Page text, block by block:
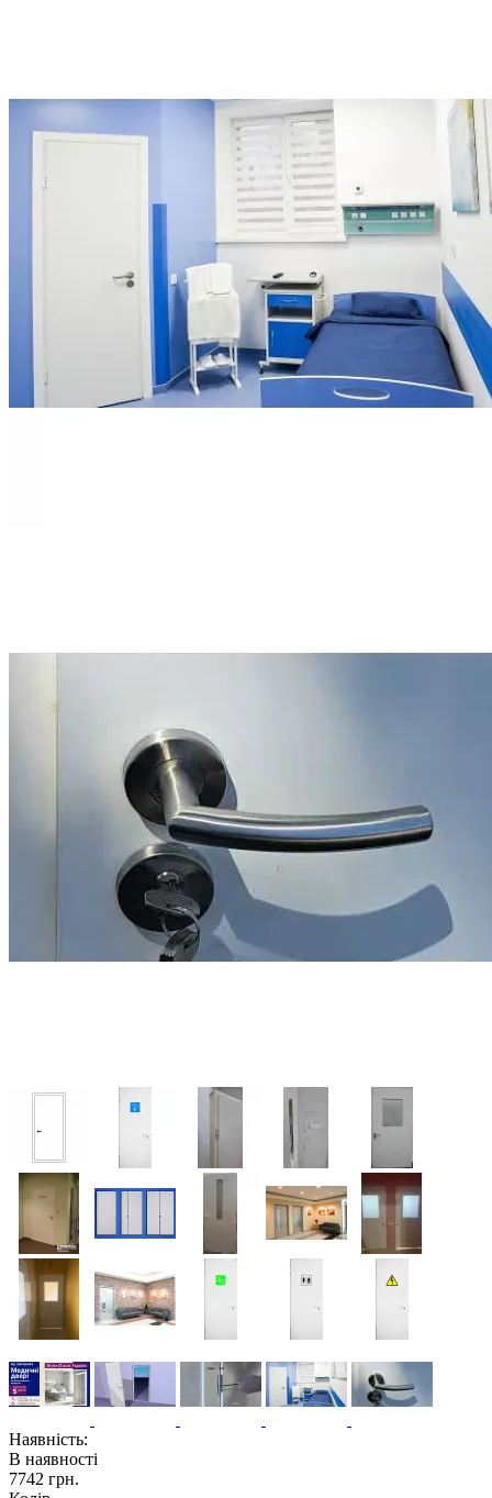
Наявність:
В наявності
7742 грн.